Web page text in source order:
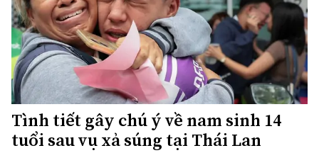
Tình tiết gây chú ý về nam sinh 14
tuổi sau vụ xả súng tại Thái Lan